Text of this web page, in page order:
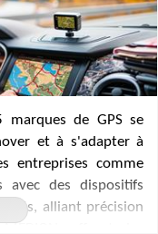
marques de GPS se
et à s'adapter à
entreprises comme
avec des dispositifs
alliant précision